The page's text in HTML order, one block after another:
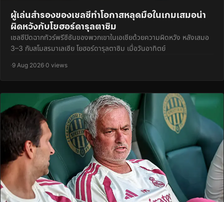
ผู้เล่นสำรองของเชลซีทำโอกาสหลุดมือในเกมเสมอน่า
ผิดหวังกับโยฮอร์ดารุลตาซิม
เชลซีปิดฉากทัวร์พรีซีซันของพวกเขาในเอเชียด้วยความผิดหวัง หลังเสมอ
3–3 กับสโมสรมาเลเซีย โยฮอร์ดารุลตาซิม เมื่อวันอาทิตย์
·9 Aug 2026·0 views